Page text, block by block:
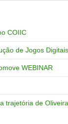
COIIC
de Jogos Digitais
WEBINAR
trajetória de